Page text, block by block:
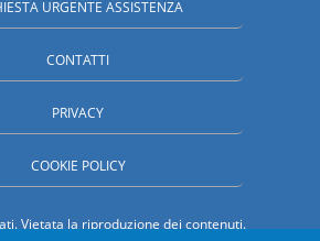
URGENTE ASSISTENZA
CONTATTI
PRIVACY
COOKIE POLICY
Vietata la riproduzione dei contenuti.